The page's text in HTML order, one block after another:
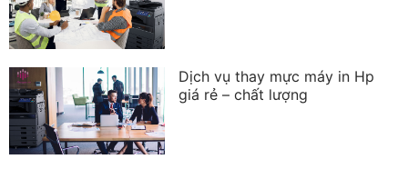
Dịch vụ thay mực máy in Hp
giá rẻ – chất lượng